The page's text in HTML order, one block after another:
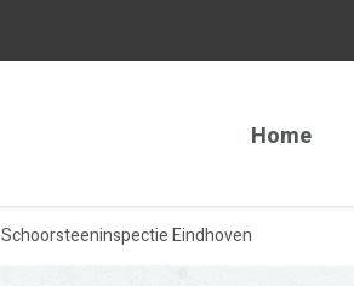
Home
Schoorsteeninspectie Eindhoven